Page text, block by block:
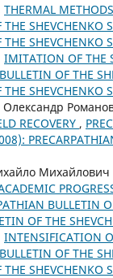
THERMAL
THE
THE
IMITATION OF THE
OF THE
THE
RECOVERY ,
Михайлович
BULLETIN
OF THE
INTENSIFICATION
OF THE
THE